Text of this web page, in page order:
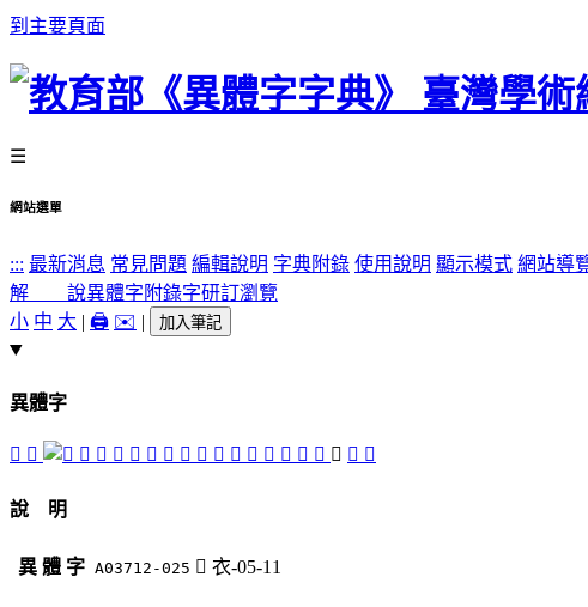
到主要頁面
☰
網站選單
::: 最新消息 常見問題 編輯說明 字典附錄 使用說明 顯示模式 網站導
解 說異體字 附錄字研訂瀏覽
小 中 大 | 🖨️ ✉️ | 加入筆記
異體字
󵖓 𠆂 󵖏 󰵇 𠌺 𣩖 𤸬 蓑 󵖛 󵖗 󵖎 󵖑 󵖖 󵖘 󵖐 󵖙 󵖒 󵖚 󵖕 𧜸
說 明
異 體 字 A03712-025 󵖚 衣-05-11